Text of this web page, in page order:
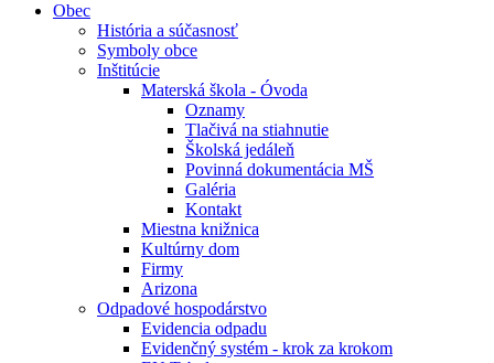
Obec
História a súčasnosť
Symboly obce
Inštitúcie
Materská škola - Óvoda
Oznamy
Tlačivá na stiahnutie
Školská jedáleň
Povinná dokumentácia MŠ
Galéria
Kontakt
Miestna knižnica
Kultúrny dom
Firmy
Arizona
Odpadové hospodárstvo
Evidencia odpadu
Evidenčný systém - krok za krokom